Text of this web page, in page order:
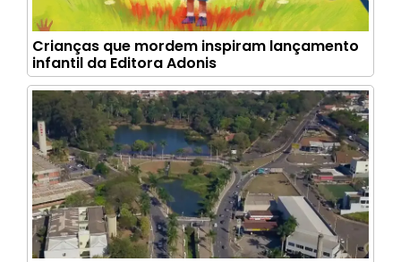
Crianças que mordem inspiram lançamento
infantil da Editora Adonis